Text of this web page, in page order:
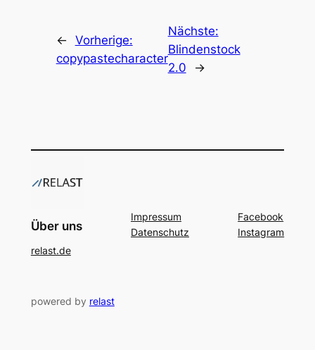
← Vorherige:
copypastecharacter
Nächste:
Blindenstock
2.0
→
Über uns
relast.de
Impressum
Datenschutz
Facebook
Instagram
powered by relast